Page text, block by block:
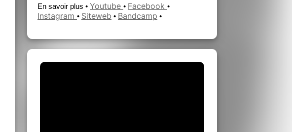
En savoir plus • Youtube • Facebook •
Instagram • Siteweb • Bandcamp •